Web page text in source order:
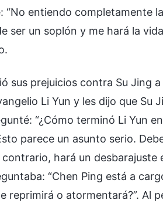
“No entiendo completamente
ser un soplón y me hará la
sus prejuicios contra Su Jing
Li Yun y les dijo que Su
“¿Cómo terminó Li Yun
parece un asunto serio.
hará un desbarajuste
“Chen Ping está a
reprimirá o atormentará?”. Al